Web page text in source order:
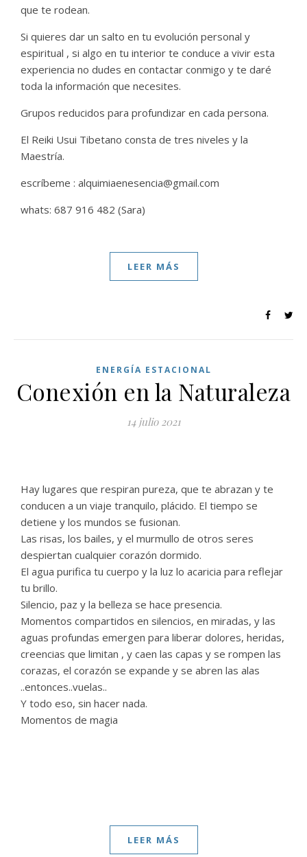
que te rodean.
Si quieres dar un salto en tu evolución personal y
espiritual , si algo en tu interior te conduce a vivir esta
experiencia no dudes en contactar conmigo y te daré
toda la información que necesites.
Grupos reducidos para profundizar en cada persona.
El Reiki Usui Tibetano consta de tres niveles y la
Maestría.
escríbeme : alquimiaenesencia@gmail.com
whats: 687 916 482 (Sara)
LEER MÁS
ENERGÍA ESTACIONAL
Conexión en la Naturaleza
14 julio 2021
Hay lugares que respiran pureza, que te abrazan y te
conducen a un viaje tranquilo, plácido. El tiempo se
detiene y los mundos se fusionan.
Las risas, los bailes, y el murmullo de otros seres
despiertan cualquier corazón dormido.
El agua purifica tu cuerpo y la luz lo acaricia para reflejar
tu brillo.
Silencio, paz y la belleza se hace presencia.
Momentos compartidos en silencios, en miradas, y las
aguas profundas emergen para liberar dolores, heridas,
creencias que limitan , y caen las capas y se rompen las
corazas, el corazón se expande y se abren las alas
..entonces..vuelas..
Y todo eso, sin hacer nada.
Momentos de magia
LEER MÁS